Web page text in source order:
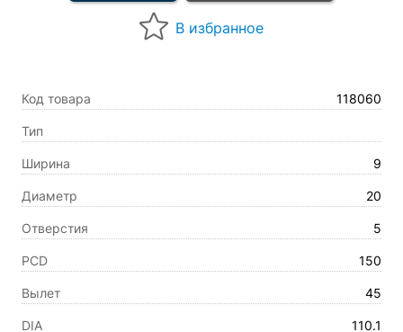
Код товара 118060
Тип
Ширина 9
Диаметр 20
Отверстия 5
PCD 150
Вылет 45
DIA 110.1